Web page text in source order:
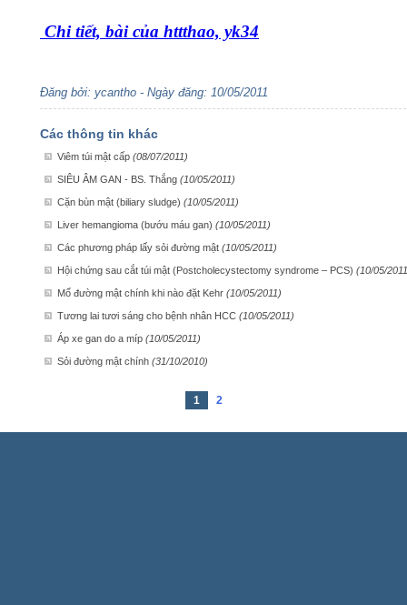
Chi tiết, bài của httthao, yk34
Đăng bởi: ycantho - Ngày đăng: 10/05/2011
Các thông tin khác
Viêm túi mật cấp (08/07/2011)
SIÊU ÂM GAN - BS. Thắng (10/05/2011)
Cặn bùn mật (biliary sludge) (10/05/2011)
Liver hemangioma (bướu máu gan) (10/05/2011)
Các phương pháp lấy sỏi đường mật (10/05/2011)
Hội chứng sau cắt túi mật (Postcholecystectomy syndrome – PCS) (10/05/
Mổ đường mật chính khi nào đặt Kehr (10/05/2011)
Tương lai tươi sáng cho bệnh nhân HCC (10/05/2011)
Áp xe gan do a míp (10/05/2011)
Sỏi đường mật chính (31/10/2010)
1 2